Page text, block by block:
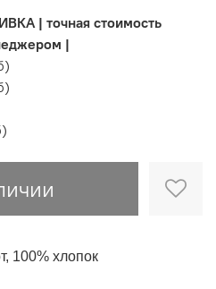
| точная стоимость
|
)
)
)
100% хлопок